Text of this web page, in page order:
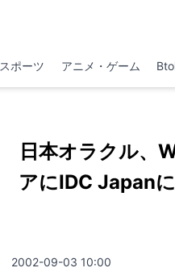
スポーツ アニメ・ゲーム
日本オラクル、
アにIDC Japan
2002-09-03 10:00